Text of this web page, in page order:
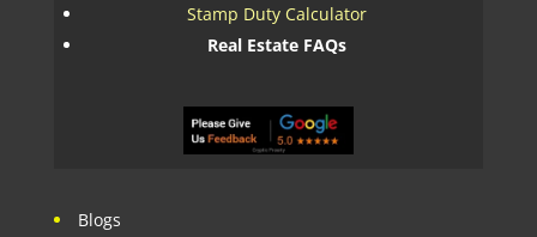
Stamp Duty Calculator
Real Estate FAQs
Blogs